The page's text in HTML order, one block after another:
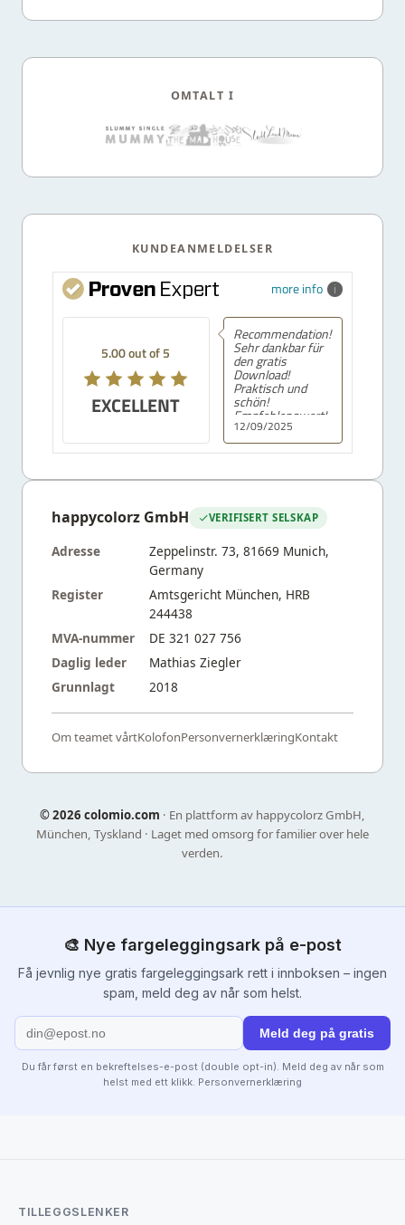
OMTALT I
KUNDEANMELDELSER
more info
5.00 out of 5
EXCELLENT
12/09/2025
Recommendation!
Sehr dankbar für
den gratis
Download!
Praktisch und
schön!
Empfehlenswert!
happycolorz GmbH VERIFISERT SELSKAP
Adresse
Zeppelinstr. 73, 81669 Munich,
Germany
Register
Amtsgericht München, HRB
244438
MVA-nummer
DE 321 027 756
Daglig leder
Mathias Ziegler
Grunnlagt
2018
Om teamet vårtKolofonPersonvernerklæringKontakt
©2026 colomio.com · En plattform av happycolorz GmbH,
München, Tyskland · Laget med omsorg for familier over hele
verden.
🎨 Nye fargeleggingsark på e-post
Få jevnlig nye gratis fargeleggingsark rett i innboksen – ingen
spam, meld deg av når som helst.
Meld deg på gratis
Du får først en bekreftelses-e-post (double opt-in). Meld deg av når som
helst med ett klikk. Personvernerklæring
TILLEGGSLENKER